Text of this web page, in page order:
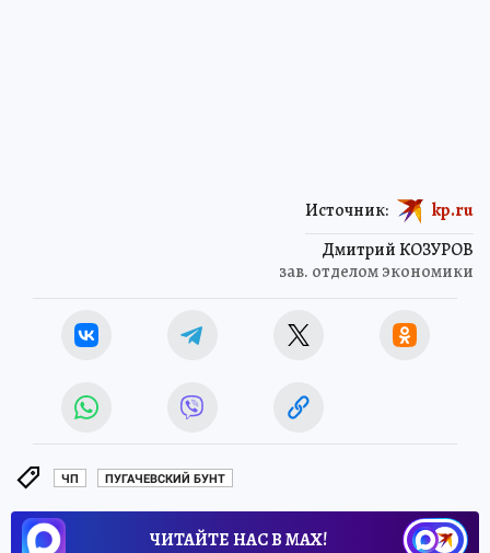
Дмитрий КОЗУРОВ
зав. отделом экономики
Источник: kp.ru
ЧП ПУГАЧЕВСКИЙ БУНТ
ЧИТАЙТЕ НАС В МАХ!